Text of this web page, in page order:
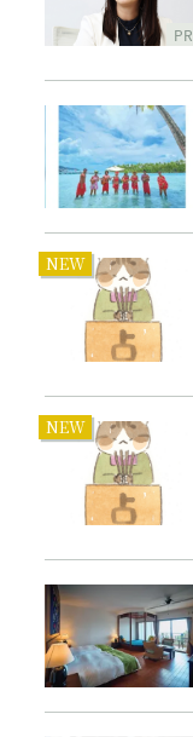
PR
NEW
NEW